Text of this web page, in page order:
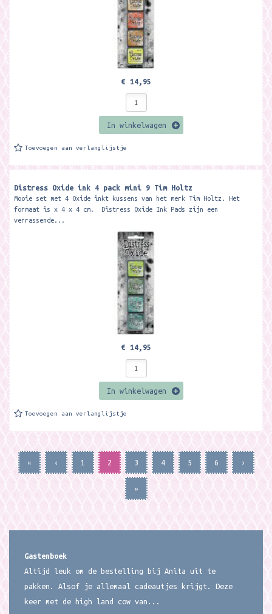
€ 14,95
In winkelwagen
Toevoegen aan verlanglijstje
Distress Oxide ink 4 pack mini 9 Tim Holtz
Mooie set met 4 Oxide inkt kussens van het merk Tim Holtz. Het
formaat is x 4 x 4 cm. Distress Oxide Ink Pads zijn een
verrassende...
€ 14,95
In winkelwagen
Toevoegen aan verlanglijstje
« ‹ 1 2 3 4 5 6 ›
»
Gastenboek
Altijd leuk om de bestelling bij Anita uit te
pakken. Alsof je allemaal cadeautjes krijgt. Deze
keer met de high land cow van...